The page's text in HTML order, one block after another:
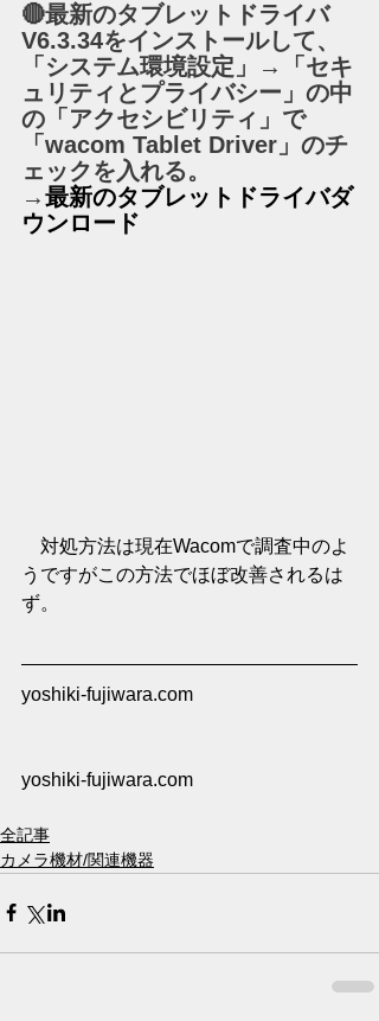
🔴最新のタブレットドライバ
V6.3.34をインストールして、
「システム環境設定」→「セキ
ュリティとプライバシー」の中
の「アクセシビリティ」で
「wacom Tablet Driver」のチ
ェックを入れる。
→最新のタブレットドライバダ
ウンロード
対処方法は現在Wacomで調査中のよ
うですがこの方法でほぼ改善されるは
ず。
yoshiki-fujiwara.com
yoshiki-fujiwara.com
全記事
カメラ機材/関連機器